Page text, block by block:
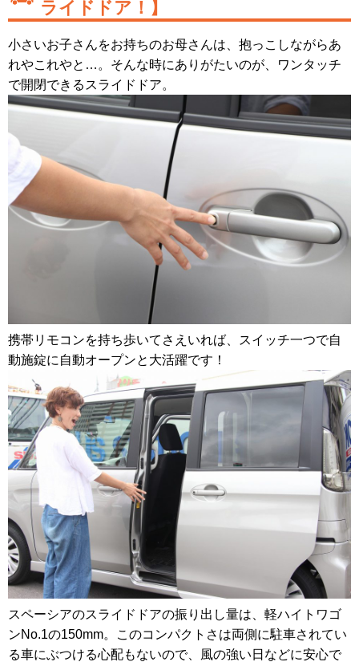
ライドドア！】
小さいお子さんをお持ちのお母さんは、抱っこしながらあ
れやこれやと…。そんな時にありがたいのが、ワンタッチ
で開閉できるスライドドア。
携帯リモコンを持ち歩いてさえいれば、スイッチ一つで自
動施錠に自動オープンと大活躍です！
スペーシアのスライドドアの振り出し量は、軽ハイトワゴ
ンNo.1の150mm。このコンパクトさは両側に駐車されてい
る車にぶつける心配もないので、風の強い日などに安心で